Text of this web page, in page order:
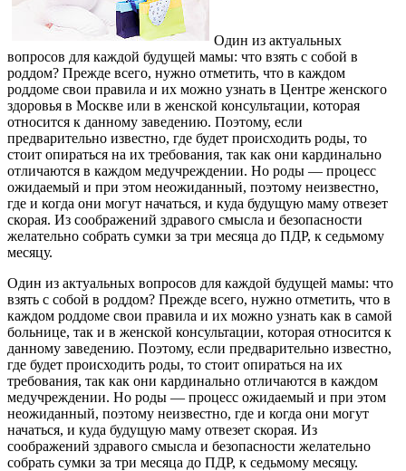
Один из актуальных
вопросов для каждой будущей мамы: что взять с собой в
роддом? Прежде всего, нужно отметить, что в каждом
роддоме свои правила и их можно узнать в Центре женского
здоровья в Москве или в женской консультации, которая
относится к данному заведению. Поэтому, если
предварительно известно, где будет происходить роды, то
стоит опираться на их требования, так как они кардинально
отличаются в каждом медучреждении. Но роды — процесс
ожидаемый и при этом неожиданный, поэтому неизвестно,
где и когда они могут начаться, и куда будущую маму отвезет
скорая. Из соображений здравого смысла и безопасности
желательно собрать сумки за три месяца до ПДР, к седьмому
месяцу.
Один из актуальных вопросов для каждой будущей мамы: что
взять с собой в роддом? Прежде всего, нужно отметить, что в
каждом роддоме свои правила и их можно узнать как в самой
больнице, так и в женской консультации, которая относится к
данному заведению. Поэтому, если предварительно известно,
где будет происходить роды, то стоит опираться на их
требования, так как они кардинально отличаются в каждом
медучреждении. Но роды — процесс ожидаемый и при этом
неожиданный, поэтому неизвестно, где и когда они могут
начаться, и куда будущую маму отвезет скорая. Из
соображений здравого смысла и безопасности желательно
собрать сумки за три месяца до ПДР, к седьмому месяцу.